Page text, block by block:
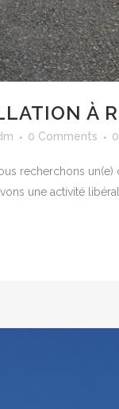
À
0 Comments 0
recherchons
une activité